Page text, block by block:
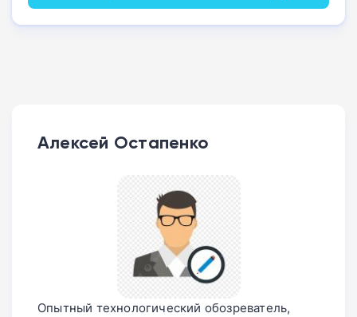
Алексей Остапенко
Опытный технологический обозреватель,